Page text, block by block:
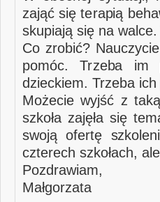
zająć się terapią
skupiają się na
Co zrobić?
pomóc. Trzeba
dzieckiem. Trzeba
Możecie wyjść z
szkoła zajęła się
swoją ofertę
czterech szkołach,
Pozdrawiam,
Małgorzata